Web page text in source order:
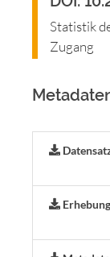
Statistik
Zugang